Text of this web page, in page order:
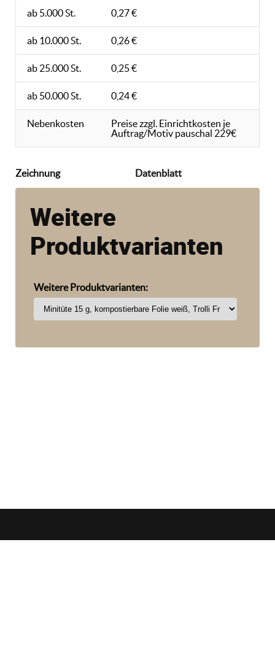
ab 5.000 St. 0,27 €
ab 10.000 St. 0,26 €
ab 25.000 St. 0,25 €
ab 50.000 St. 0,24 €
Nebenkosten
Preise zzgl. Einrichtkosten je
Auftrag/Motiv pauschal 229€
Zeichnung Datenblatt
Weitere
Produktvarianten
Weitere Produktvarianten: